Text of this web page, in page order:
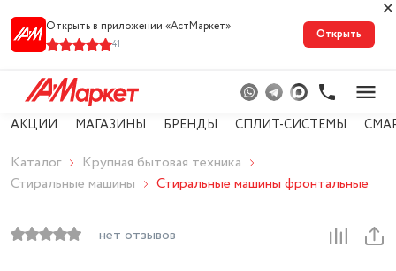
Открыть в приложении «АстМарке‪т‬»
41
Открыть
АКЦИИ МАГАЗИНЫ БРЕНДЫ СПЛИТ-СИСТЕМЫ
Каталог
Крупная бытовая техника
Стиральные машины
Стиральные машины фронтальные
нет отзывов